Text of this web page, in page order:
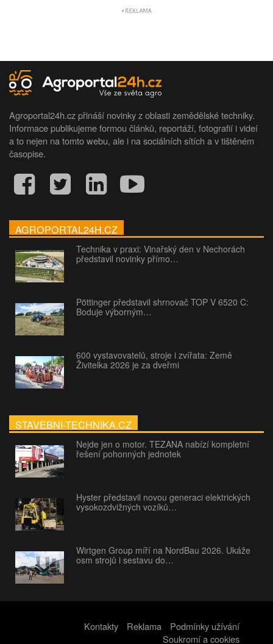
Agroportal24h.cz přináší novinky z oblasti zemědělské techniky.
Informace publikujeme formou článků, reportáží, fotografií i videí
a to nejen na tomto webu, ale i na sociálních sítích a v tištěném
časopise.
AGROPORTAL24H.CZ
Technika v praxi: Vinařský den v Nechorách
představil novinky přímo…
Pöttinger představil shrnovač TOP V 6520 C:
Boduje výborným…
600 vystavovatelů, stroje i zvířata: Země
Živitelka 2026 je za dveřmi
STAVEBNI-TECHNIKA.CZ
Nejde jen o motor. TEZANA nabízí kompletní
řešení pohonných jednotek
Hyster představil novou generaci elektrických
vysokozdvižných vozíků…
Wirtgen Group míří na NordBau 2026. Ukáže
osm strojů i sestavu do…
Kontakty Reklama
Podmínky užívání
Soukromí a cookies